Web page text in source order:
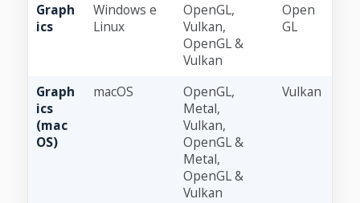
Graph
ics
Windows e
Linux
OpenGL,
Vulkan,
OpenGL &
Vulkan
Open
GL
Graph
ics
(mac
OS)
macOS
OpenGL,
Metal,
Vulkan,
OpenGL &
Metal,
OpenGL &
Vulkan
Vulkan